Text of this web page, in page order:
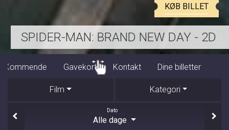
BEGYNDELSER - DK UNDERTEKSTER
KØB BILLET
Program/billet Kommende Gavekort Kontakt
Film Kategori
Dato
Alle dage